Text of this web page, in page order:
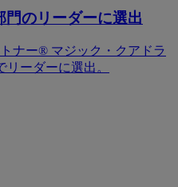
門のリーダーに選出
ナー® マジック・クアドラ
ーダーに選出。